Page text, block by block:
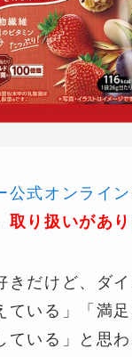
公式オンライ
取り扱いがあり
きだけど、ダ
ている」「満
ている」と思わ